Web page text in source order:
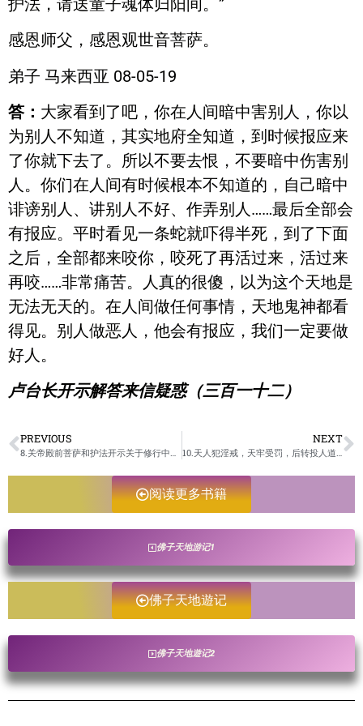
感恩师父，感恩观世音菩萨。
弟子 马来西亚 08-05-19
答： 大家看到了吧，你在人间暗中害别人，你以
为别人不知道，其实地府全知道，到时候报应来
了你就下去了。所以不要去恨，不要暗中伤害别
人。你们在人间有时候根本不知道的，自己暗中
诽谤别人、讲别人不好、作弄别人……最后全部会
有报应。平时看见一条蛇就吓得半死，到了下面
之后，全部都来咬你，咬死了再活过来，活过来
再咬……非常痛苦。人真的很傻，以为这个天地是
无法无天的。在人间做任何事情，天地鬼神都看
得见。别人做恶人，他会有报应，我们一定要做
好人。
卢台长开示解答来信疑惑（三百一十二）
PREVIOUS NEXT
阅读更多书籍
佛子天地游记1
佛子天地遊记
佛子天地遊记2